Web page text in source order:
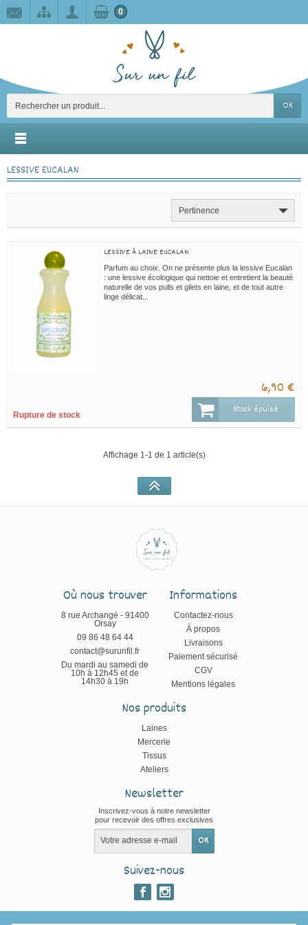
OK
0
LESSIVE EUCALAN
Pertinence
LESSIVE À LAINE EUCALAN
Parfum au choix. On ne présente plus la lessive Eucalan
: une lessive écologique qui nettoie et entretient la beauté
naturelle de vos pulls et gilets en laine, et de tout autre
linge délicat...
6,90 €
Rupture de stock Stock épuisé
Affichage 1-1 de 1 article(s)
Où nous trouver
8 rue Archangé - 91400
Orsay
09 86 48 64 44
contact@surunfil.fr
Du mardi au samedi de
10h à 12h45 et de
14h30 à 19h
Informations
Contactez-nous
À propos
Livraisons
Paiement sécurisé
CGV
Mentions légales
Nos produits
Laines
Mercerie
Tissus
Ateliers
Newsletter
Inscrivez-vous à notre newsletter
pour recevoir des offres exclusives
Suivez-nous